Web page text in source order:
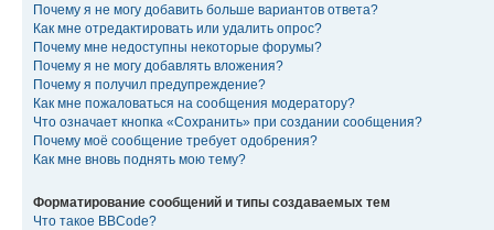
Почему я не могу добавить больше вариантов ответа?
Как мне отредактировать или удалить опрос?
Почему мне недоступны некоторые форумы?
Почему я не могу добавлять вложения?
Почему я получил предупреждение?
Как мне пожаловаться на сообщения модератору?
Что означает кнопка «Сохранить» при создании сообщения?
Почему моё сообщение требует одобрения?
Как мне вновь поднять мою тему?
Форматирование сообщений и типы создаваемых тем
Что такое BBCode?